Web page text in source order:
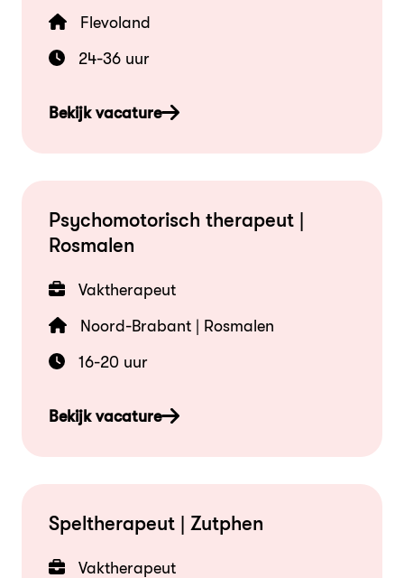
Flevoland
24-36 uur
Bekijk vacature
Psychomotorisch therapeut |
Rosmalen
Vaktherapeut
Noord-Brabant | Rosmalen
16-20 uur
Bekijk vacature
Speltherapeut | Zutphen
Vaktherapeut